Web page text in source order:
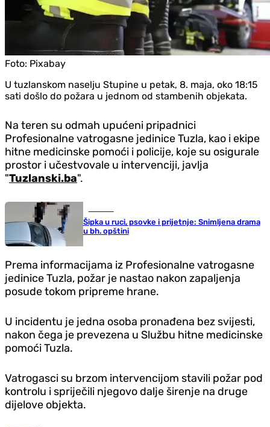
Foto: Pixabay
U tuzlanskom naselju Stupine u petak, 8. maja, oko 18:15
sati došlo do požara u jednom od stambenih objekata.
Na teren su odmah upućeni pripadnici
Profesionalne vatrogasne jedinice Tuzla, kao i ekipe
hitne medicinske pomoći i policije, koje su osigurale
prostor i učestvovale u intervenciji, javlja
"Tuzlanski.ba".
Šipka u ruci, psovke i prijetnje: Snimljena drama
u bh. opštini
Prema informacijama iz Profesionalne vatrogasne
jedinice Tuzla, požar je nastao nakon zapaljenja
posude tokom pripreme hrane.
U incidentu je jedna osoba pronađena bez svijesti,
nakon čega je prevezena u Službu hitne medicinske
pomoći Tuzla.
Vatrogasci su brzom intervencijom stavili požar pod
kontrolu i spriječili njegovo dalje širenje na druge
dijelove objekta.